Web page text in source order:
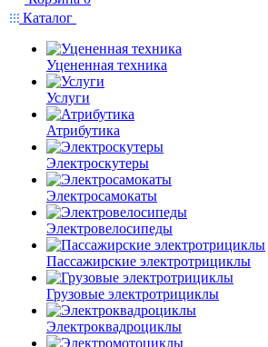
Каталог
Уцененная техника
Услуги
Атрибутика
Электроскутеры
Электросамокаты
Электровелосипеды
Пассажирские электротрициклы
Грузовые электротрициклы
Электроквадроциклы